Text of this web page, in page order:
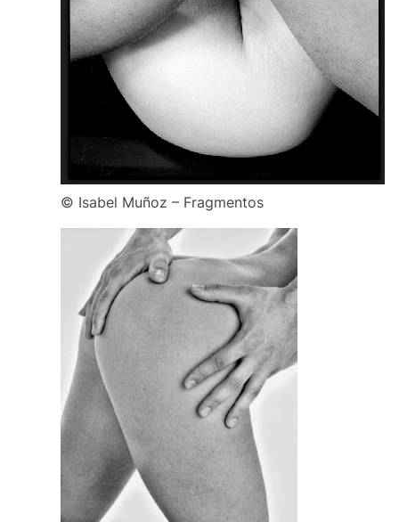
© Isabel Muñoz – Fragmentos